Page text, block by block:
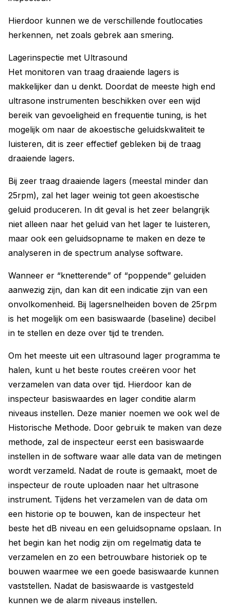
Hierdoor kunnen we de verschillende foutlocaties
herkennen, net zoals gebrek aan smering.
Lagerinspectie met Ultrasound
Het monitoren van traag draaiende lagers is
makkelijker dan u denkt. Doordat de meeste high end
ultrasone instrumenten beschikken over een wijd
bereik van gevoeligheid en frequentie tuning, is het
mogelijk om naar de akoestische geluidskwaliteit te
luisteren, dit is zeer effectief gebleken bij de traag
draaiende lagers.
Bij zeer traag draaiende lagers (meestal minder dan
25rpm), zal het lager weinig tot geen akoestische
geluid produceren. In dit geval is het zeer belangrijk
niet alleen naar het geluid van het lager te luisteren,
maar ook een geluidsopname te maken en deze te
analyseren in de spectrum analyse software.
Wanneer er “knetterende” of “poppende” geluiden
aanwezig zijn, dan kan dit een indicatie zijn van een
onvolkomenheid. Bij lagersnelheiden boven de 25rpm
is het mogelijk om een basiswaarde (baseline) decibel
in te stellen en deze over tijd te trenden.
Om het meeste uit een ultrasound lager programma te
halen, kunt u het beste routes creëren voor het
verzamelen van data over tijd. Hierdoor kan de
inspecteur basiswaardes en lager conditie alarm
niveaus instellen. Deze manier noemen we ook wel de
Historische Methode. Door gebruik te maken van deze
methode, zal de inspecteur eerst een basiswaarde
instellen in de software waar alle data van de metingen
wordt verzameld. Nadat de route is gemaakt, moet de
inspecteur de route uploaden naar het ultrasone
instrument. Tijdens het verzamelen van de data om
een historie op te bouwen, kan de inspecteur het
beste het dB niveau en een geluidsopname opslaan. In
het begin kan het nodig zijn om regelmatig data te
verzamelen en zo een betrouwbare historiek op te
bouwen waarmee we een goede basiswaarde kunnen
vaststellen. Nadat de basiswaarde is vastgesteld
kunnen we de alarm niveaus instellen.